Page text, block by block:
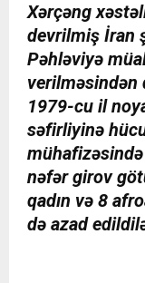
Xərçəng
devrilmiş İran
Pəhləviyə
verilməsindən
1979-cu il
səfirliyinə
nəfər girov
qadın və 8
də azad